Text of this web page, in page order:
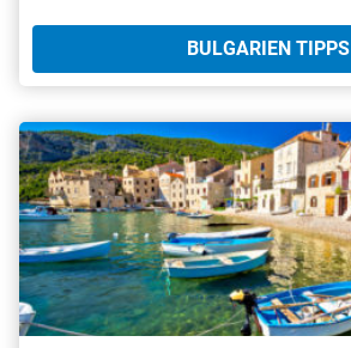
BULGARIEN TIPPS